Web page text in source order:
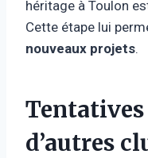
héritage à Toulon
Cette étape lui
nouveaux projets.
d’autres